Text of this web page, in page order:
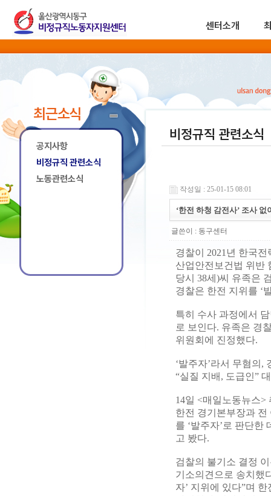
센터소개
최근소식
공지사항
비정규직 관련소식
노동관련소식
비정규직 관련소식
작성일 : 25-01-15 08:01
‘한전 하청 감전사’ 조사 없
글쓴이 : 동구센터
경찰이 2021년 한국
산업안전보건법 위반
당시 38세)씨 유족은
경찰은 한전 지위를 ‘
특히 수사 과정에서
로 보인다. 유족은 경
위원회에 진정했다.
‘발주자’라서 무혐의,
“실질 지배, 도급인”
14일 <매일노동뉴스
한전 경기본부장과
를 ‘발주자’로 판단
고 봤다.
검찰의 불기소 결정
기소의견으로 송치했
자’ 지위에 있다”며